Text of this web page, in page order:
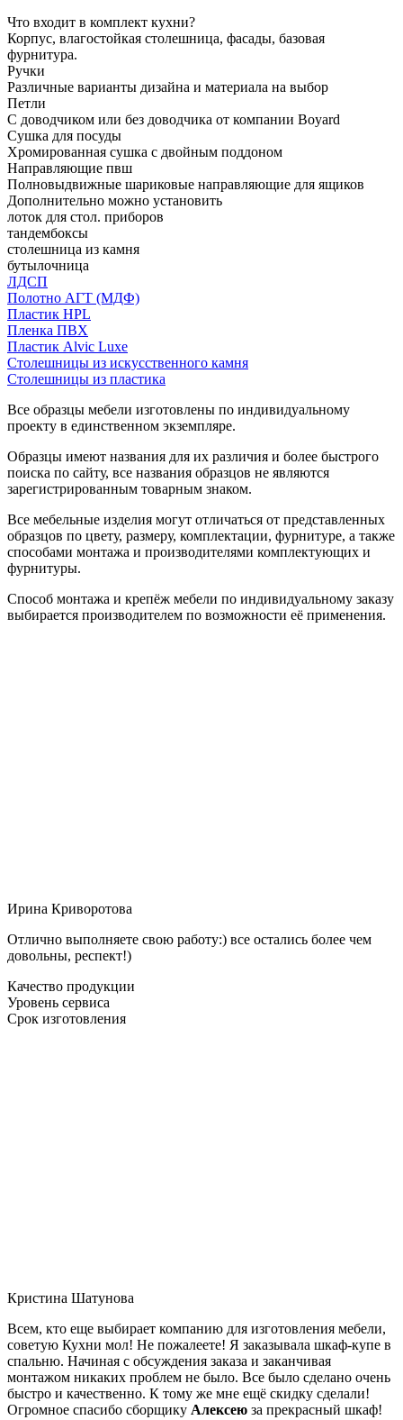
Что входит в комплект кухни?
Корпус, влагостойкая столешница, фасады, базовая
фурнитура.
Ручки
Различные варианты дизайна и материала на выбор
Петли
С доводчиком или без доводчика от компании Boyard
Сушка для посуды
Хромированная сушка с двойным поддоном
Направляющие пвш
Полновыдвижные шариковые направляющие для ящиков
Дополнительно можно установить
лоток для стол. приборов
тандембоксы
столешница из камня
бутылочница
ЛДСП
Полотно АГТ (МДФ)
Пластик HPL
Пленка ПВХ
Пластик Alvic Luxe
Столешницы из искусственного камня
Столешницы из пластика
Все образцы мебели изготовлены по индивидуальному
проекту в единственном экземпляре.
Образцы имеют названия для их различия и более быстрого
поиска по сайту, все названия образцов не являются
зарегистрированным товарным знаком.
Все мебельные изделия могут отличаться от представленных
образцов по цвету, размеру, комплектации, фурнитуре, а также
способами монтажа и производителями комплектующих и
фурнитуры.
Способ монтажа и крепёж мебели по индивидуальному заказу
выбирается производителем по возможности её применения.
Ирина Криворотова
Отлично выполняете свою работу:) все остались более чем
довольны, респект!)
Качество продукции
Уровень сервиса
Срок изготовления
Кристина Шатунова
Всем, кто еще выбирает компанию для изготовления мебели,
советую Кухни мол! Не пожалеете! Я заказывала шкаф-купе в
спальню. Начиная с обсуждения заказа и заканчивая
монтажом никаких проблем не было. Все было сделано очень
быстро и качественно. К тому же мне ещё скидку сделали!
Огромное спасибо сборщику Алексею за прекрасный шкаф!